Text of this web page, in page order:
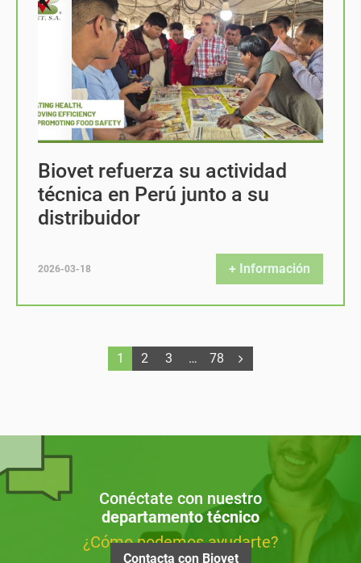
Biovet refuerza su actividad
técnica en Perú junto a su
distribuidor
2026-03-18 + Información
1 2 3 … 78
Conéctate con nuestro
departamento técnico
¿Cómo podemos ayudarte?
Contacta con Biovet